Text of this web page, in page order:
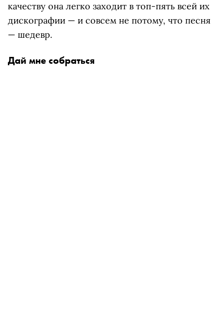
качеству она легко заходит в топ-пять всей их
дискографии — и совсем не потому, что песня
— шедевр.
Дай мне собраться